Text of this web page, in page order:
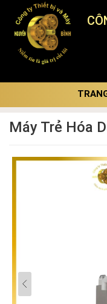
Máy Trẻ Hóa